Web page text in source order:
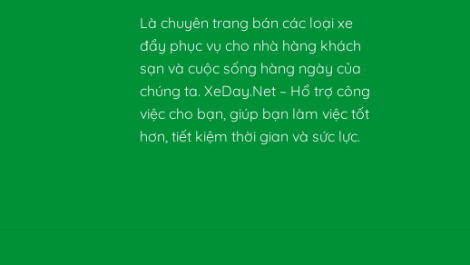
Là chuyên trang bán các loại xe
đẩy phục vụ cho nhà hàng khách
sạn và cuộc sống hàng ngày của
chúng ta. XeDay.Net – Hổ trợ công
việc cho bạn, giúp bạn làm việc tốt
hơn, tiết kiệm thời gian và sức lực.